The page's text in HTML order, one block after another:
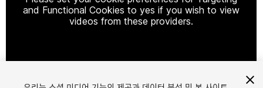
and Functional Cookies to yes if you wish to view
videos from these providers.